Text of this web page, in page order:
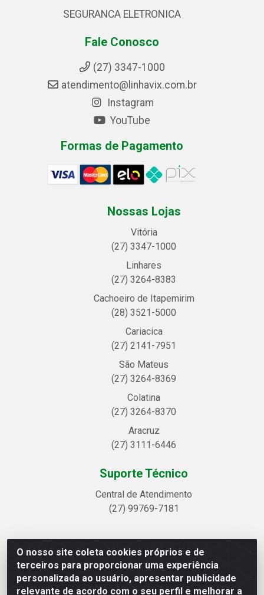
O nosso site coleta cookies próprios e de
terceiros para proporcionar uma experiência
personalizada ao usuário, apresentar publicidade
relevante de acordo com o seu perfil e melhorar a
SEGURANCA ELETRONICA
Fale Conosco
(27) 3347-1000
atendimento@linhavix.com.br
Instagram
YouTube
Formas de Pagamento
Nossas Lojas
Vitória
(27) 3347-1000
Linhares
(27) 3264-8383
Cachoeiro de Itapemirim
(28) 3521-5000
Cariacica
(27) 2141-7951
São Mateus
(27) 3264-8369
Colatina
(27) 3264-8370
Aracruz
(27) 3111-6446
Suporte Técnico
Central de Atendimento
(27) 99769-7181
Linhavix Distribuidora LTDA - Avenida Alegre, 2521 -
Quadra314 Lote 05 e 07 - Shell, Linhares/ES - CEP
29.901-605 - CNPJ 20.857.514/0001-75